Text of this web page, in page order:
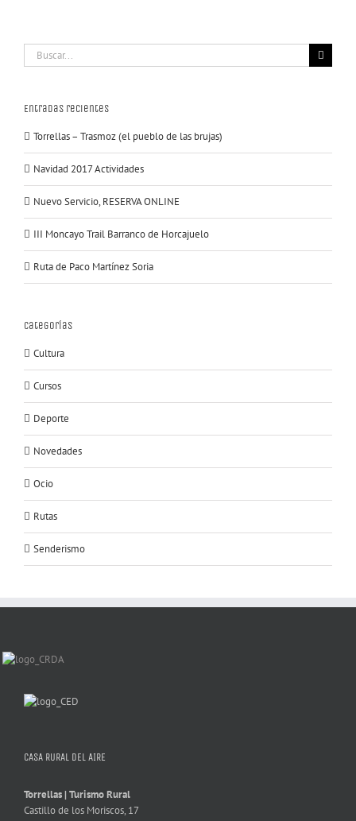
Buscar:
Entradas recientes
Torrellas – Trasmoz (el pueblo de las brujas)
Navidad 2017 Actividades
Nuevo Servicio, RESERVA ONLINE
III Moncayo Trail Barranco de Horcajuelo
Ruta de Paco Martínez Soria
Categorías
Cultura
Cursos
Deporte
Novedades
Ocio
Rutas
Senderismo
CASA RURAL DEL AIRE
Torrellas | Turismo Rural
Castillo de los Moriscos, 17